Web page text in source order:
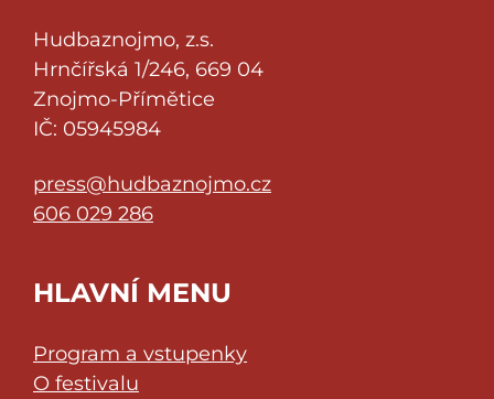
Hudbaznojmo, z.s.
Hrnčířská 1/246, 669 04
Znojmo-Přímětice
IČ: 05945984
press@hudbaznojmo.cz
606 029 286
HLAVNÍ MENU
Program a vstupenky
O festivalu